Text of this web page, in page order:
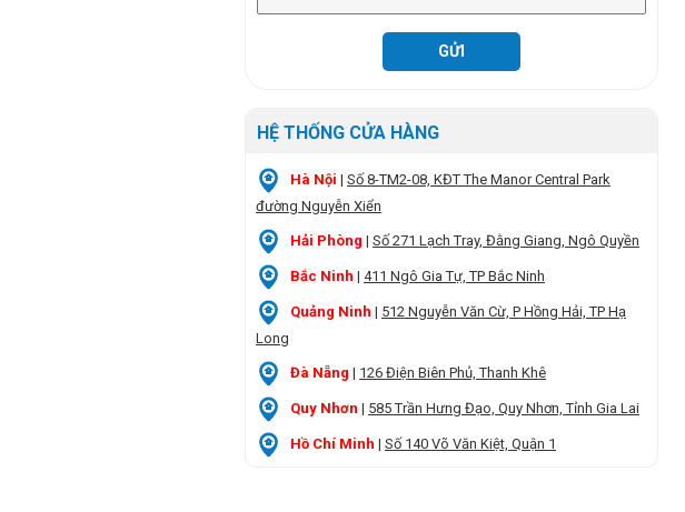
HỆ THỐNG CỬA HÀNG
Hà Nội | Số 8-TM2-08, KĐT The Manor Central Park
đường Nguyễn Xiển
Hải Phòng | Số 271 Lạch Tray, Đằng Giang, Ngô Quyền
Bắc Ninh | 411 Ngô Gia Tự, TP Bắc Ninh
Quảng Ninh | 512 Nguyễn Văn Cừ, P Hồng Hải, TP Hạ
Long
Đà Nẵng | 126 Điện Biên Phủ, Thanh Khê
Quy Nhơn | 585 Trần Hưng Đạo, Quy Nhơn, Tỉnh Gia Lai
Hồ Chí Minh | Số 140 Võ Văn Kiệt, Quận 1